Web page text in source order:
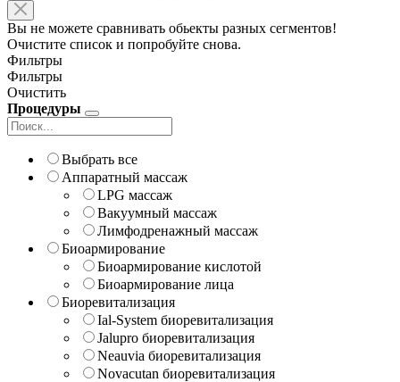
Вы не можете сравнивать обьекты разных сегментов!
Очистите список и попробуйте снова.
Фильтры
Фильтры
Очистить
Процедуры
Выбрать все
Аппаратный массаж
LPG массаж
Вакуумный массаж
Лимфодренажный массаж
Биоармирование
Биоармирование кислотой
Биоармирование лица
Биоревитализация
Ial-System биоревитализация
Jalupro биоревитализация
Neauvia биоревитализация
Novacutan биоревитализация